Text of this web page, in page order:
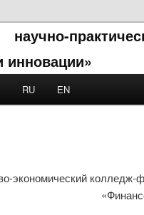
научно-
инновации»
RU EN
экономический колледж-